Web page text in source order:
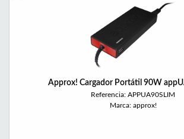
Approx! Cargador Portátil 90W
Referencia: APPUA90SLIM
Marca: approx!